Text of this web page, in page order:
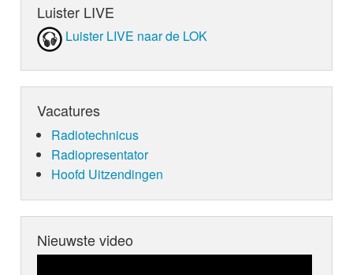
Luister LIVE
Luister LIVE naar de LOK
Vacatures
Radiotechnicus
Radiopresentator
Hoofd Uitzendingen
Nieuwste video